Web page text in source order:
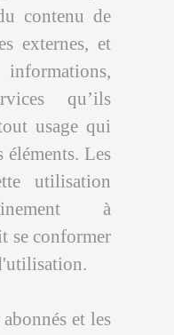
contenu de
externes, et
qu’ils
usage qui
éléments. Les
utilisation
à
se conformer
et les